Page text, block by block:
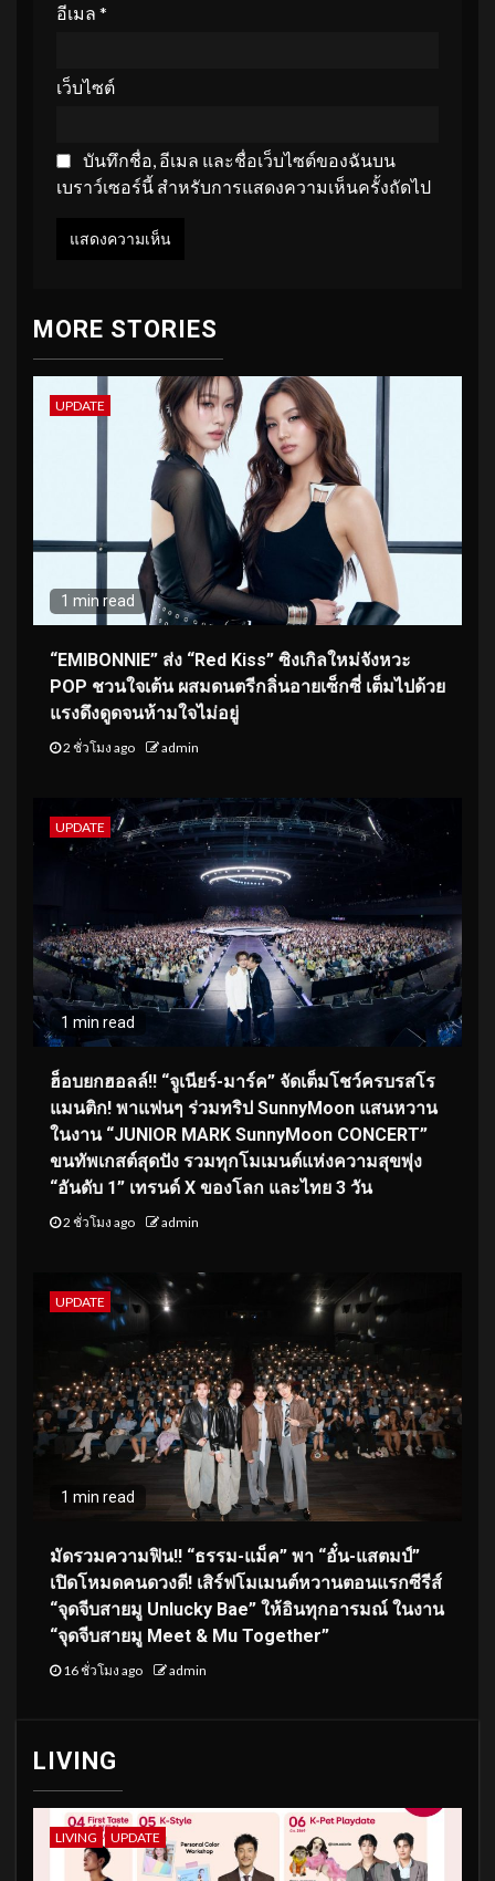
อีเมล *
เว็บไซต์
บันทึกชื่อ, อีเมล และชื่อเว็บไซต์ของฉันบน
เบราว์เซอร์นี้ สำหรับการแสดงความเห็นครั้งถัดไป
MORE STORIES
UPDATE
1 min read
“EMIBONNIE” ส่ง “Red Kiss” ซิงเกิลใหม่จังหวะ
POP ชวนใจเต้น ผสมดนตรีกลิ่นอายเซ็กซี่ เต็มไปด้วย
แรงดึงดูดจนห้ามใจไม่อยู่
2 ชั่วโมง ago admin
UPDATE
1 min read
ฮ็อบยกฮอลล์!! “จูเนียร์-มาร์ค” จัดเต็มโชว์ครบรสโร
แมนติก! พาแฟนๆ ร่วมทริป SunnyMoon แสนหวาน
ในงาน “JUNIOR MARK SunnyMoon CONCERT”
ขนทัพเกสต์สุดปัง รวมทุกโมเมนต์แห่งความสุขพุ่ง
“อันดับ 1” เทรนด์ X ของโลก และไทย 3 วัน
2 ชั่วโมง ago admin
UPDATE
1 min read
มัดรวมความฟิน!! “ธรรม-แม็ค” พา “อั๋น-แสตมป์”
เปิดโหมดคนดวงดี! เสิร์ฟโมเมนต์หวานตอนแรกซีรีส์
“จุดจีบสายมู Unlucky Bae” ให้อินทุกอารมณ์ ในงาน
“จุดจีบสายมู Meet & Mu Together”
16 ชั่วโมง ago admin
LIVING
LIVING UPDATE